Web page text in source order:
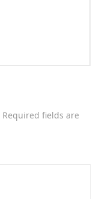
Required fields are